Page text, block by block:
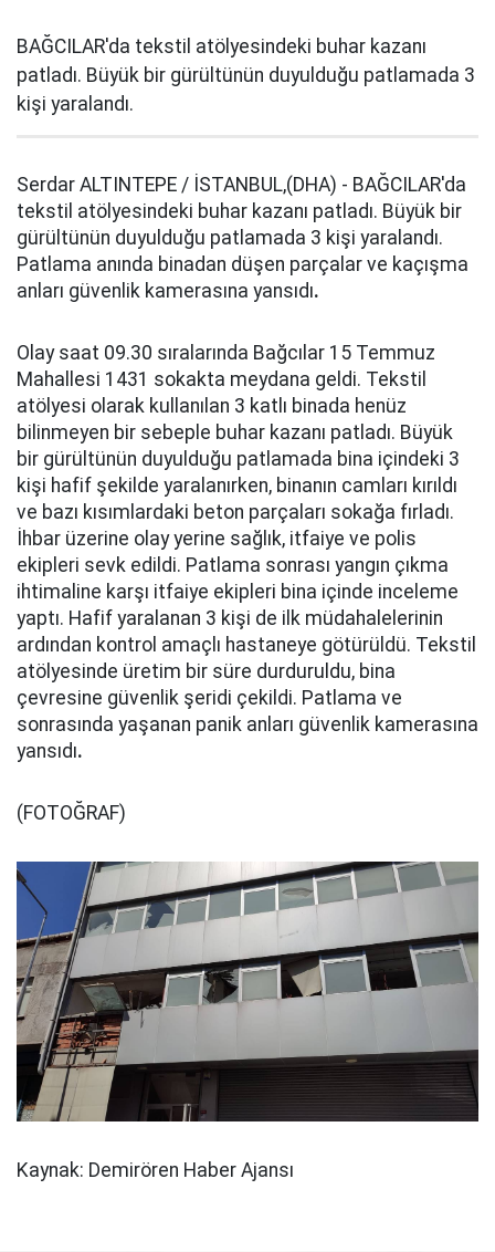
BAĞCILAR'da tekstil atölyesindeki buhar kazanı
patladı. Büyük bir gürültünün duyulduğu patlamada 3
kişi yaralandı.
Serdar ALTINTEPE / İSTANBUL,(DHA) - BAĞCILAR'da
tekstil atölyesindeki buhar kazanı patladı. Büyük bir
gürültünün duyulduğu patlamada 3 kişi yaralandı.
Patlama anında binadan düşen parçalar ve kaçışma
anları güvenlik kamerasına yansıdı.
Olay saat 09.30 sıralarında Bağcılar 15 Temmuz
Mahallesi 1431 sokakta meydana geldi. Tekstil
atölyesi olarak kullanılan 3 katlı binada henüz
bilinmeyen bir sebeple buhar kazanı patladı. Büyük
bir gürültünün duyulduğu patlamada bina içindeki 3
kişi hafif şekilde yaralanırken, binanın camları kırıldı
ve bazı kısımlardaki beton parçaları sokağa fırladı.
İhbar üzerine olay yerine sağlık, itfaiye ve polis
ekipleri sevk edildi. Patlama sonrası yangın çıkma
ihtimaline karşı itfaiye ekipleri bina içinde inceleme
yaptı. Hafif yaralanan 3 kişi de ilk müdahalelerinin
ardından kontrol amaçlı hastaneye götürüldü. Tekstil
atölyesinde üretim bir süre durduruldu, bina
çevresine güvenlik şeridi çekildi. Patlama ve
sonrasında yaşanan panik anları güvenlik kamerasına
yansıdı.
(FOTOĞRAF)
Kaynak: Demirören Haber Ajansı